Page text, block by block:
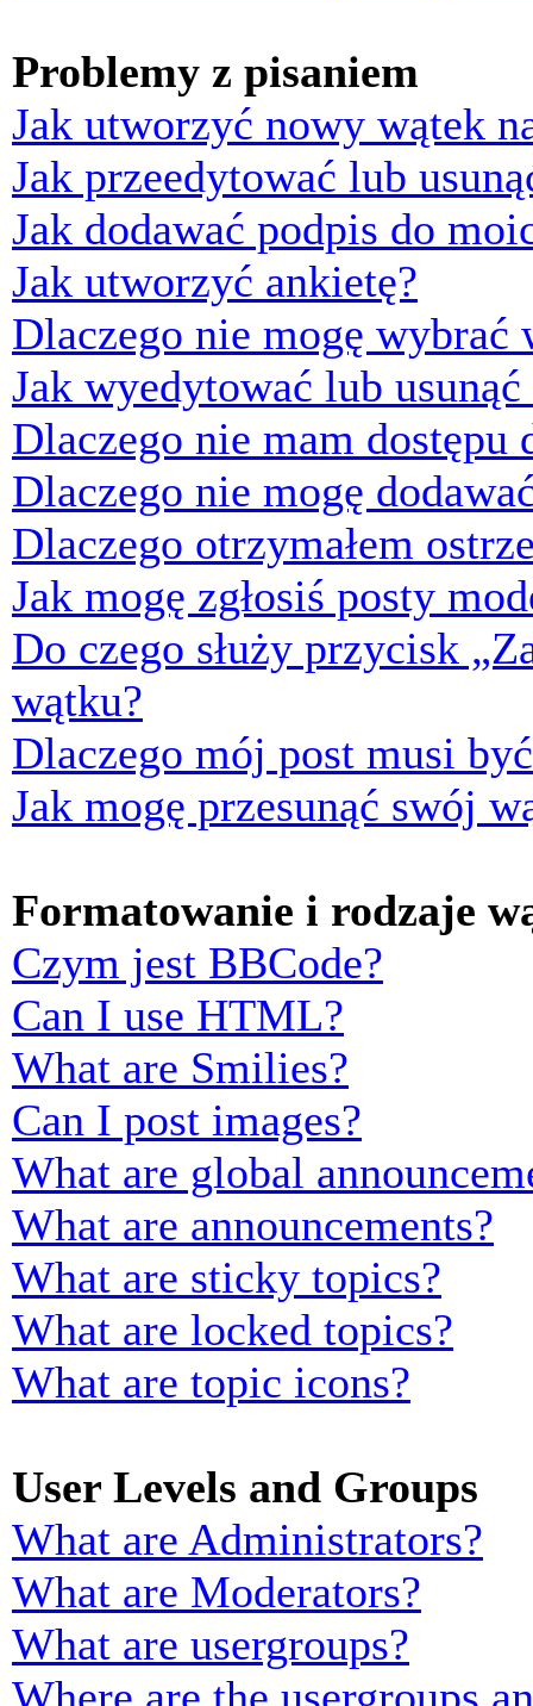
Problemy z pisaniem
Jak utworzyć nowy wątek
Jak przeedytować lub
Jak dodawać podpis do
Jak utworzyć ankietę?
Dlaczego nie mogę wybrać
Jak wyedytować lub usunąć
Dlaczego nie mam dostępu
Dlaczego nie mogę
Dlaczego otrzymałem
Jak mogę zgłosiś posty
Do czego służy przycisk
wątku?
Dlaczego mój post musi
Jak mogę przesunąć swój
Formatowanie i rodzaje
Czym jest BBCode?
Can I use HTML?
What are Smilies?
Can I post images?
What are global
What are announcements?
What are sticky topics?
What are locked topics?
What are topic icons?
User Levels and Groups
What are Administrators?
What are Moderators?
What are usergroups?